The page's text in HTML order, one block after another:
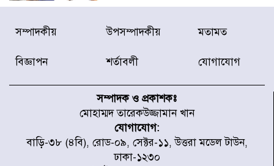
আন্তর্জাতিক আদিবাসী দিবস: রাষ্ট্রের
মংমং
যৌথ প্রতিরক্ষা চুক্তি স্বাক্ষর করেছে
সৌদি-তুরস্ক-পাকিস্তান
সাড়ে ৭ ঘণ্টা পর ঢাকা-ময়মনসিংহ
রুটে ট্রেন চলাচল স্বাভাবিক
সম্পাদকীয় উপসম্পাদকীয় মতামত
বিজ্ঞাপন শর্তাবলী যোগাযোগ
সম্পাদক ও প্রকাশকঃ
মোহাম্মদ তারেকউজ্জামান খান
যোগাযোগ:
বাড়ি-৩৮ (৪বি), রোড-০৯, সেক্টর-১১, উত্তরা মডেল টাউন,
ঢাকা-১২৩০